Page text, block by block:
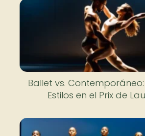
Ballet vs.
Estilos en el Prix de